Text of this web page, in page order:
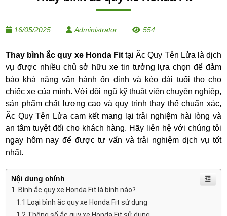
16/05/2025 Administrator 554
Thay bình ắc quy xe Honda Fittại Ắc Quy Tên Lửa là dịch
vụ được nhiều chủ sở hữu xe tin tưởng lựa chọn để đảm
bảo khả năng vận hành ổn định và kéo dài tuổi thọ cho
chiếc xe của mình. Với đội ngũ kỹ thuật viên chuyên nghiệp,
sản phẩm chất lượng cao và quy trình thay thế chuẩn xác,
Ắc Quy Tên Lửa cam kết mang lại trải nghiệm hài lòng và
an tâm tuyệt đối cho khách hàng. Hãy liên hệ với chúng tôi
ngay hôm nay để được tư vấn và trải nghiệm dịch vụ tốt
nhất.
Nội dung chính
1. Bình ắc quy xe Honda Fit là bình nào?
1.1 Loại bình ắc quy xe Honda Fit sử dụng